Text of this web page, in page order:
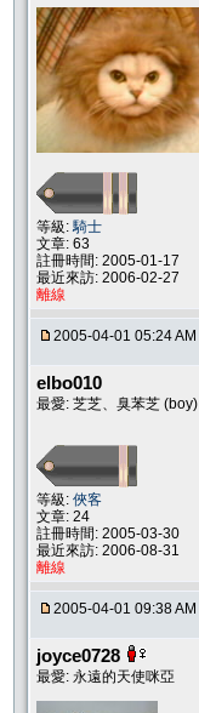
等級:騎士
文章: 63
註冊時間: 2005-01-17
最近來訪: 2006-02-27
離線
2005-04-01 05:24 AM
elbo010
最愛: 芝芝、臭苯芝 (boy)
等級: 俠客
文章: 24
註冊時間: 2005-03-30
最近來訪: 2006-08-31
離線
2005-04-01 09:38 AM
joyce0728
最愛: 永遠的天使咪亞